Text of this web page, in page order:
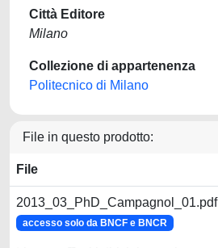
Città Editore
Milano
Collezione di appartenenza
Politecnico di Milano
File in questo prodotto:
File
2013_03_PhD_Campagnol_01.pdf
accesso solo da BNCF e BNCR